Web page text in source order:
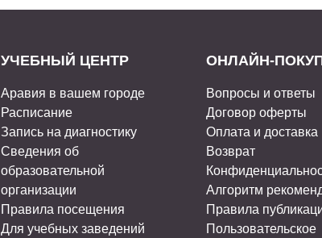
УЧЕБНЫЙ ЦЕНТР
Аравия в вашем городе
Расписание
Запись на диагностику
Сведения об
образовательной
организации
Правила посещения
Для учебных заведений
ОНЛАЙН-
Вопросы и ответы
Договор оферты
Оплата и доставка
Возврат
Алгоритм
Правила
Пользовательское